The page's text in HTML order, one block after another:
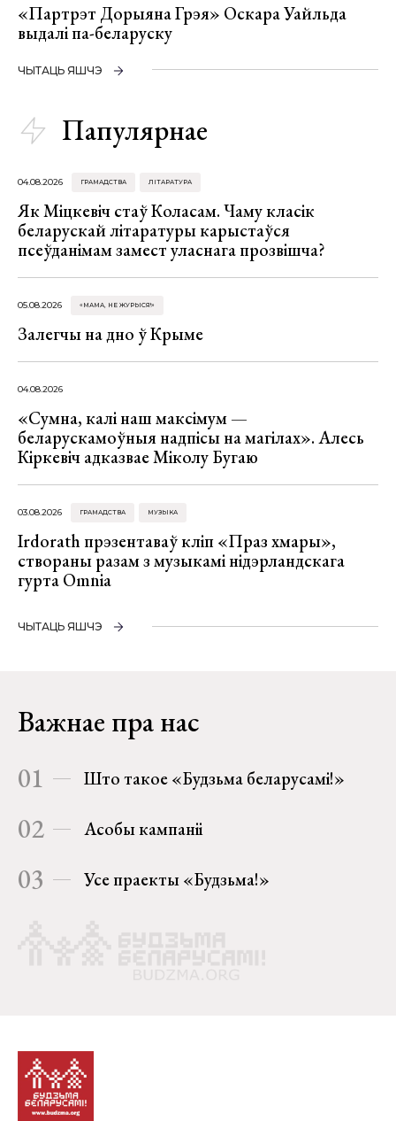
«Партрэт Дорыяна Грэя» Оскара Уайльда
выдалі па-беларуску
ЧЫТАЦЬ ЯШЧЭ
Папулярнае
04.08.2026 ГРАМАДСТВА ЛІТАРАТУРА
Як Міцкевіч стаў Коласам. Чаму класік
беларускай літаратуры карыстаўся
псеўданімам замест уласнага прозвішча?
05.08.2026 «МАМА, НЕ ЖУРЫСЯ!»
Залегчы на дно ў Крыме
04.08.2026
«Сумна, калі наш максімум —
беларускамоўныя надпісы на магілах». Алесь
Кіркевіч адказвае Міколу Бугаю
03.08.2026 ГРАМАДСТВА МУЗЫКА
Irdorath прэзентаваў кліп «Праз хмары»,
створаны разам з музыкамі нідэрландскага
гурта Omnia
ЧЫТАЦЬ ЯШЧЭ
Важнае пра нас
01 Што такое «Будзьма беларусамі!»
02 Асобы кампаніі
03 Усе праекты «Будзьма!»